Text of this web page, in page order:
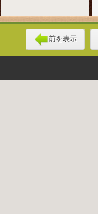
前を表示